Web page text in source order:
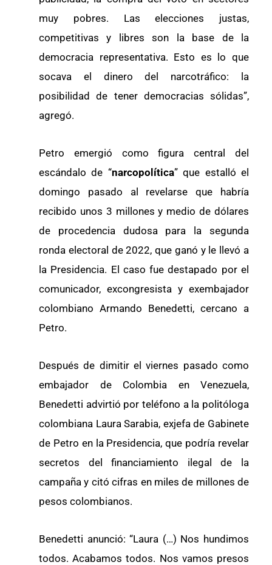
muy pobres. Las elecciones justas,
competitivas y libres son la base de la
democracia representativa. Esto es lo que
socava el dinero del narcotráfico: la
posibilidad de tener democracias sólidas”,
agregó.
Petro emergió como figura central del
escándalo de “narcopolítica” que estalló el
domingo pasado al revelarse que habría
recibido unos 3 millones y medio de dólares
de procedencia dudosa para la segunda
ronda electoral de 2022, que ganó y le llevó a
la Presidencia. El caso fue destapado por el
comunicador, excongresista y exembajador
colombiano Armando Benedetti, cercano a
Petro.
Después de dimitir el viernes pasado como
embajador de Colombia en Venezuela,
Benedetti advirtió por teléfono a la politóloga
colombiana Laura Sarabia, exjefa de Gabinete
de Petro en la Presidencia, que podría revelar
secretos del financiamiento ilegal de la
campaña y citó cifras en miles de millones de
pesos colombianos.
Benedetti anunció: “Laura (…) Nos hundimos
todos. Acabamos todos. Nos vamos presos